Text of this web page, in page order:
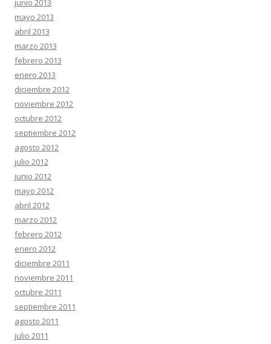
junio 2013
mayo 2013
abril 2013
marzo 2013
febrero 2013
enero 2013
diciembre 2012
noviembre 2012
octubre 2012
septiembre 2012
agosto 2012
julio 2012
junio 2012
mayo 2012
abril 2012
marzo 2012
febrero 2012
enero 2012
diciembre 2011
noviembre 2011
octubre 2011
septiembre 2011
agosto 2011
julio 2011